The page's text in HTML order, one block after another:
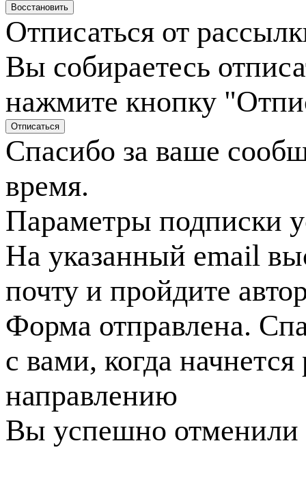
Отписаться от
Вы собираетесь
нажмите кнопку
Спасибо за ваше
время.
Параметры подписки
На указанный email
почту и пройдите
Форма отправлена.
с вами, когда
направлению
Вы успешно отменили